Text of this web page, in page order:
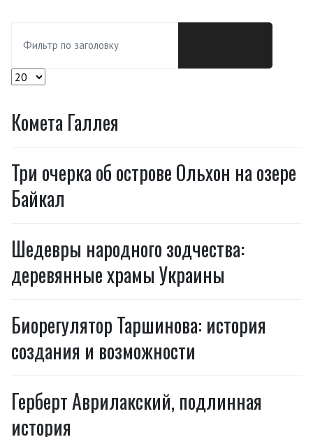
Кол-во строк:
Комета Галлея
Три очерка об острове Ольхон на озере
Байкал
Шедевры народного зодчества:
деревянные храмы Украины
Биорегулятор Таршинова: история
создания и возможности
Герберт Аврилакский, подлинная
история